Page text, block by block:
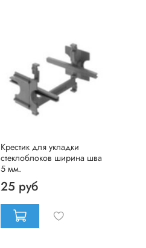
Крестик для укладки
стеклоблоков ширина шва
5 мм.
25 руб